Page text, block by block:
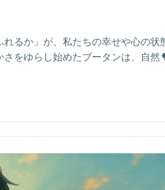
るか」が、私たちの幸せや心の状
をゆらし始めたブータンは、自